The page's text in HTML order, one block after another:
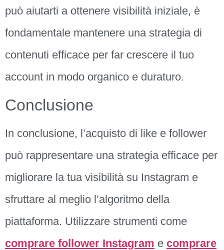
può aiutarti a ottenere visibilità iniziale, è
fondamentale mantenere una strategia di
contenuti efficace per far crescere il tuo
account in modo organico e duraturo.
Conclusione
In conclusione, l’acquisto di like e follower
può rappresentare una strategia efficace per
migliorare la tua visibilità su Instagram e
sfruttare al meglio l’algoritmo della
piattaforma. Utilizzare strumenti come
comprare follower Instagram e comprare